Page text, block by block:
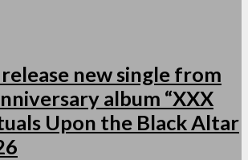
new single from
album “XXX
Upon the Black Altar